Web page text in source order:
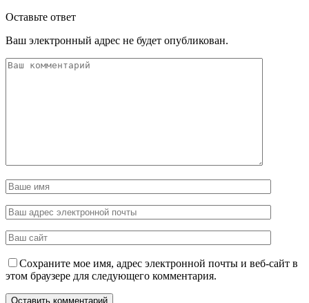
Оставьте ответ
Ваш электронный адрес не будет опубликован.
Сохраните мое имя, адрес электронной почты и веб-сайт в
этом браузере для следующего комментария.